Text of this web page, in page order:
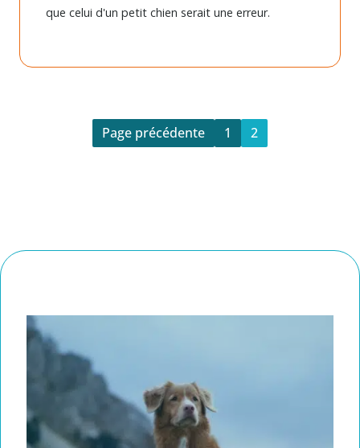
que celui d'un petit chien serait une erreur.
Page précédente 1 2